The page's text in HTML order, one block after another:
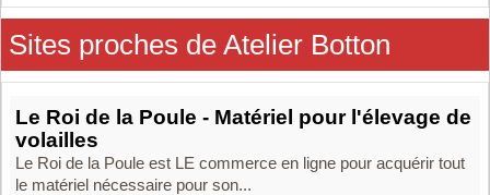
Sites proches de Atelier Botton
Le Roi de la Poule - Matériel pour l'élevage de
volailles
Le Roi de la Poule est LE commerce en ligne pour acquérir tout
le matériel nécessaire pour son...